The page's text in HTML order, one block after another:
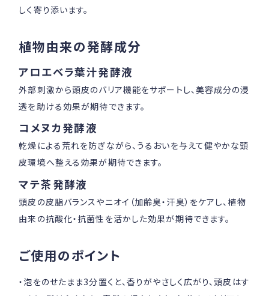
しく寄り添います。
植物由来の発酵成分
アロエベラ葉汁発酵液
外部刺激から頭皮のバリア機能をサポートし、美容成分の浸
透を助ける効果が期待できます。
コメヌカ発酵液
乾燥による荒れを防ぎながら、うるおいを与えて健やかな頭
皮環境へ整える効果が期待できます。
マテ茶発酵液
頭皮の皮脂バランスやニオイ（加齢臭・汗臭）をケアし、植物
由来の抗酸化・抗菌性を活かした効果が期待できます。
ご使用のポイント
・泡をのせたまま3分置くと、香りがやさしく広がり、頭皮はす